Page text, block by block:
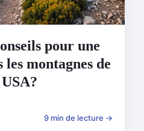
pour une
les montagnes de
9 min de lecture →